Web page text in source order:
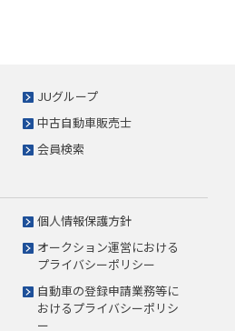
JUグループ
中古自動車販売士
会員検索
個人情報保護方針
オークション運営における
プライバシーポリシー
自動車の登録申請業務等に
おけるプライバシーポリシ
ー